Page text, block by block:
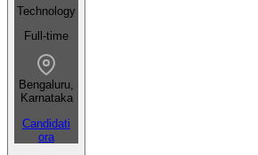
Technology
Full-time
Bengaluru,
Karnataka
Candidati
ora